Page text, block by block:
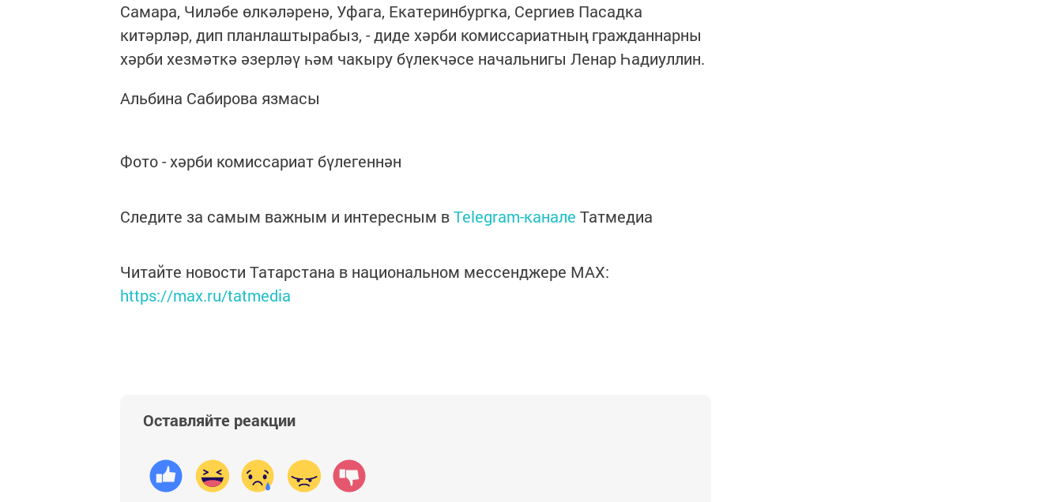
Самара, Чиләбе өлкәләренә, Уфага, Екатеринбургка, Сергиев Пасадка
китәрләр, дип планлаштырабыз, - диде хәрби комиссариатның гражданнарны
хәрби хезмәткә әзерләү һәм чакыру бүлекчәсе начальнигы Ленар Һадиуллин.
Альбина Сабирова язмасы
Фото - хәрби комиссариат бүлегеннән
Следите за самым важным и интересным вTelegram-канале Татмедиа
Читайте новости Татарстана в национальном мессенджере MАХ:
https://max.ru/tatmedia
Оставляйте реакции